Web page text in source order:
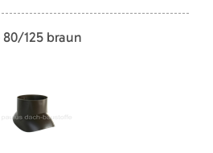
125 braun